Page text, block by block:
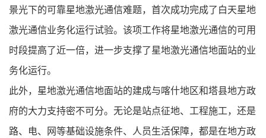
景光下的可靠星地激光通信难题，首次成功完成了白天星地
激光通信业务化运行试验。该项工作将星地激光通信的可用
时段提高了近一倍，进一步支撑了星地激光通信地面站的业
务化运行。
此外，星地激光通信地面站的建成与喀什地区和塔县地方政
府的大力支持密不可分。无论是站点征地、工程施工，还是
路、电、网等基础设施条件、人员生活保障，都是在地方政